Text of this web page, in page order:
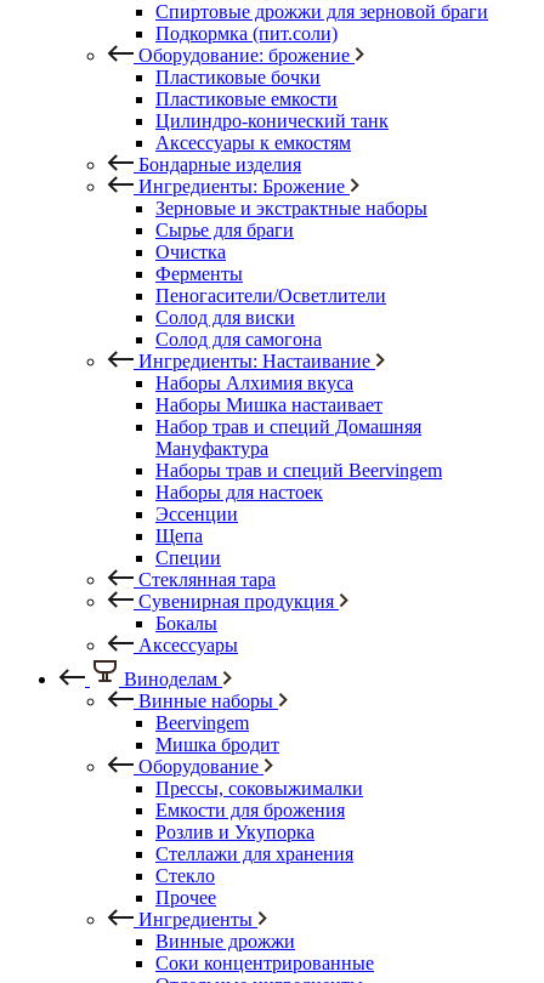
Спиртовые дрожжи для зерновой браги
Подкормка (пит.соли)
Оборудование: брожение
Пластиковые бочки
Пластиковые емкости
Цилиндро-конический танк
Аксессуары к емкостям
Бондарные изделия
Ингредиенты: Брожение
Зерновые и экстрактные наборы
Сырье для браги
Очистка
Ферменты
Пеногасители/Осветлители
Солод для виски
Солод для самогона
Ингредиенты: Настаивание
Наборы Алхимия вкуса
Наборы Мишка настаивает
Набор трав и специй Домашняя
Мануфактура
Наборы трав и специй Beervingem
Наборы для настоек
Эссенции
Щепа
Специи
Стеклянная тара
Сувенирная продукция
Бокалы
Аксессуары
Виноделам
Винные наборы
Beervingem
Мишка бродит
Оборудование
Прессы, соковыжималки
Емкости для брожения
Розлив и Укупорка
Стеллажи для хранения
Стекло
Прочее
Ингредиенты
Винные дрожжи
Соки концентрированные